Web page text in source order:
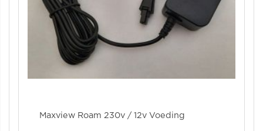
Maxview Roam 230v / 12v Voeding